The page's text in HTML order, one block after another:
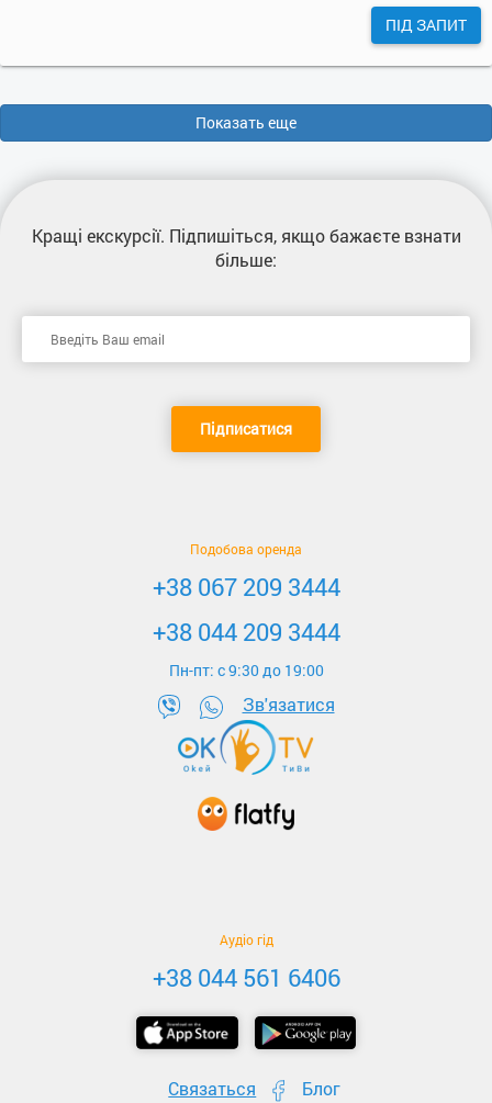
ПІД ЗАПИТ
Показать еще
Кращі екскурсії. Підпишіться, якщо бажаєте взнати
більше:
Підписатися
Подобова оренда
+38 067 209 3444
+38 044 209 3444
Пн-пт: c 9:30 до 19:00
Зв'язатися
Аудіо гід
+38 044 561 6406
Связаться Блог